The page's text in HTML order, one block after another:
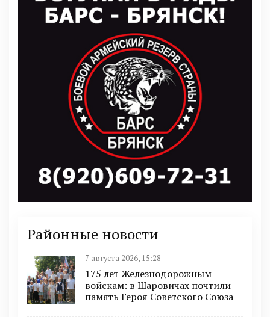
Районные новости
7 августа 2026, 15:28
175 лет Железнодорожным
войскам: в Шаровичах почтили
память Героя Советского Союза